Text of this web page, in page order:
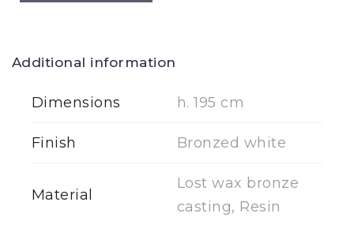
Additional information
Dimensions h. 195 cm
Finish Bronzed white
Material
Lost wax bronze
casting, Resin